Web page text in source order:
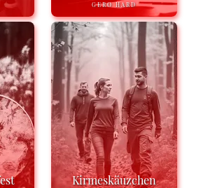
GERO HARD
Kirmeskäuzchen